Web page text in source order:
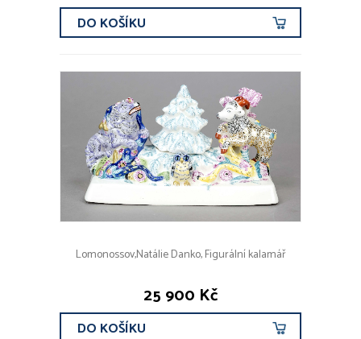
DO KOŠÍKU
Lomonossov,Natálie Danko, Figurální kalamář
25 900 Kč
DO KOŠÍKU